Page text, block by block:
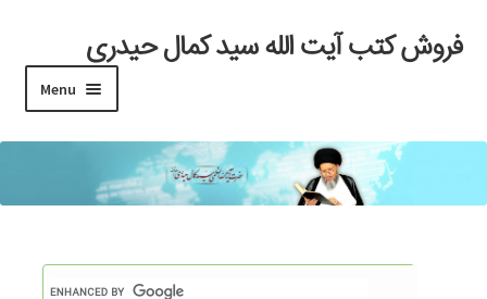
Skip
to
Skip
to
فروش کتب آیت الله سید کمال حیدری
Menu
خانه
#97 (بدون عنوان)